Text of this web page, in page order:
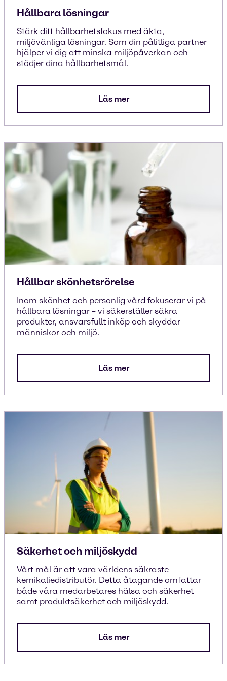
Hållbara lösningar
Stärk ditt hållbarhetsfokus med äkta,
miljövänliga lösningar. Som din pålitliga partner
hjälper vi dig att minska miljöpåverkan och
stödjer dina hållbarhetsmål.
Läs mer
Hållbar skönhetsrörelse
Inom skönhet och personlig vård fokuserar vi på
hållbara lösningar – vi säkerställer säkra
produkter, ansvarsfullt inköp och skyddar
människor och miljö.
Läs mer
Säkerhet och miljöskydd
Vårt mål är att vara världens säkraste
kemikaliedistributör. Detta åtagande omfattar
både våra medarbetares hälsa och säkerhet
samt produktsäkerhet och miljöskydd.
Läs mer